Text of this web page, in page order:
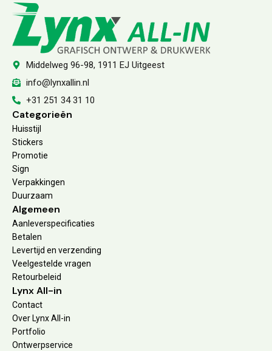
Middelweg 96-98, 1911 EJ Uitgeest
info@lynxallin.nl
+31 251 34 31 10
Categorieën
Huisstijl
Stickers
Promotie
Sign
Verpakkingen
Duurzaam
Algemeen
Aanleverspecificaties
Betalen
Levertijd en verzending
Veelgestelde vragen
Retourbeleid
Lynx All-in
Contact
Over Lynx All-in
Portfolio
Ontwerpservice